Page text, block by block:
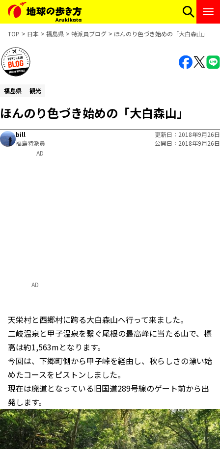
TOP 日本 福島県 特派員ブログ ほんのり色づき始めの「大白森山」
福島県 観光
ほんのり色づき始めの「大白森山」
bill
福島特派員
更新日
2018年9月26日
公開日
2018年9月26日
AD
天栄村と西郷村に跨る大白森山へ行って来ました。
二岐温泉と甲子温泉を繋ぐ尾根の最高峰に当たる山で、標
高は約1,563mとなります。
今回は、下郷町側から甲子峠を経由し、秋らしさの漂い始
めたコースをピストンしました。
現在は廃道となっている旧国道289号線のゲート前から出
発します。
AD